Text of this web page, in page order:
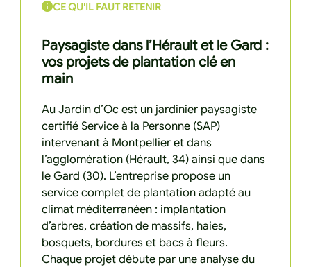
CE QU'IL FAUT RETENIR
Paysagiste dans l’Hérault et le Gard :
vos projets de plantation clé en
main
Au Jardin d’Oc est un jardinier paysagiste
certifié Service à la Personne (SAP)
intervenant à Montpellier et dans
l’agglomération (Hérault, 34) ainsi que dans
le Gard (30). L’entreprise propose un
service complet de plantation adapté au
climat méditerranéen : implantation
d’arbres, création de massifs, haies,
bosquets, bordures et bacs à fleurs.
Chaque projet débute par une analyse du